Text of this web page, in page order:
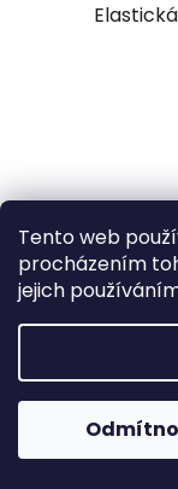
Tento web
procházením
jejich
Facebook